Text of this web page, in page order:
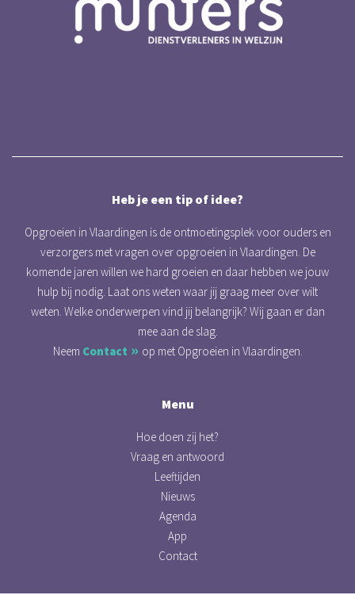
Heb je een tip of idee?
Opgroeien in Vlaardingen is de ontmoetingsplek voor ouders en
verzorgers met vragen over opgroeien in Vlaardingen. De
komende jaren willen we hard groeien en daar hebben we jouw
hulp bij nodig. Laat ons weten waar jij graag meer over wilt
weten. Welke onderwerpen vind jij belangrijk? Wij gaan er dan
mee aan de slag.
Neem Contact op met Opgroeien in Vlaardingen.
Menu
Hoe doen zij het?
Vraag en antwoord
Leeftijden
Nieuws
Agenda
App
Contact